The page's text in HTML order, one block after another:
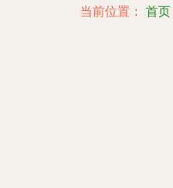
当前位置： 首页